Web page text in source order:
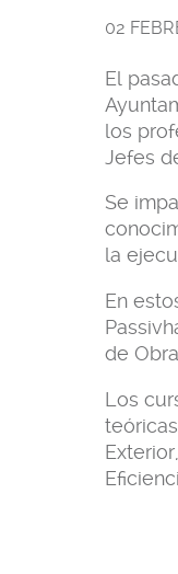
02
El
los
Jefes
Se
la
En
de
Los